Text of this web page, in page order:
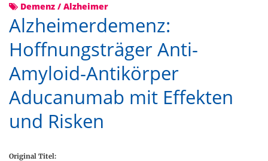
Demenz / Alzheimer
Alzheimerdemenz:
Hoffnungsträger Anti-
Amyloid-Antikörper
Aducanumab mit Effekten
und Risken
Original Titel: